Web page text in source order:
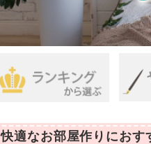
快適なお部屋作りにおす